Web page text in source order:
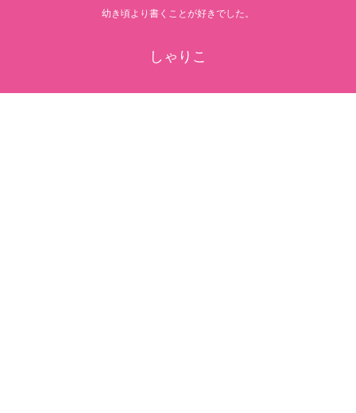
幼き頃より書くことが好きでした。
しゃりこ